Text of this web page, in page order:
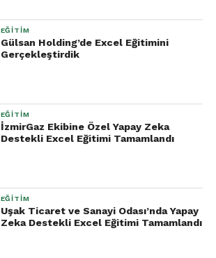
EĞITIM
Gülsan Holding’de Excel Eğitimini
Gerçekleştirdik
EĞITIM
İzmirGaz Ekibine Özel Yapay Zeka
Destekli Excel Eğitimi Tamamlandı
EĞITIM
Uşak Ticaret ve Sanayi Odası’nda Yapay
Zeka Destekli Excel Eğitimi Tamamlandı